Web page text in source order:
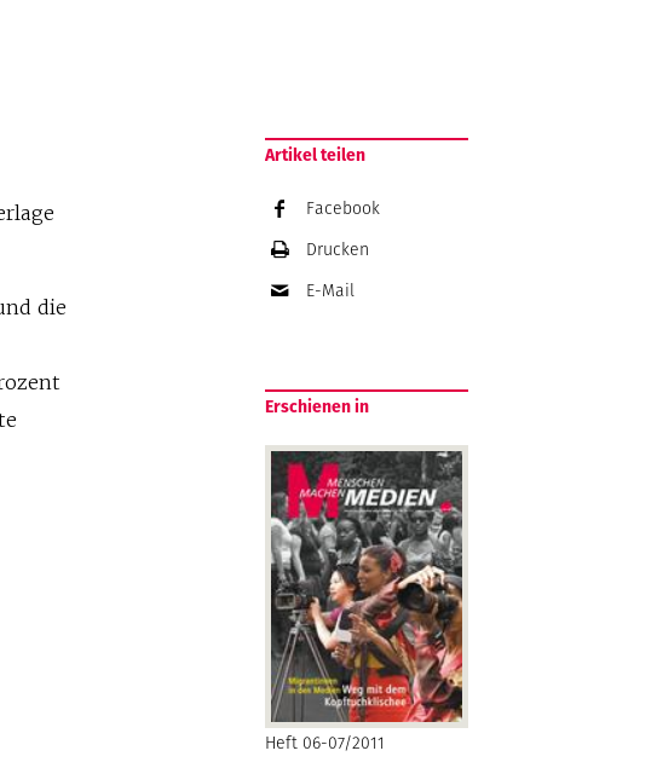
die
Artikel teilen
Facebook
Drucken
E-Mail
Erschienen in
Heft 06-07/2011